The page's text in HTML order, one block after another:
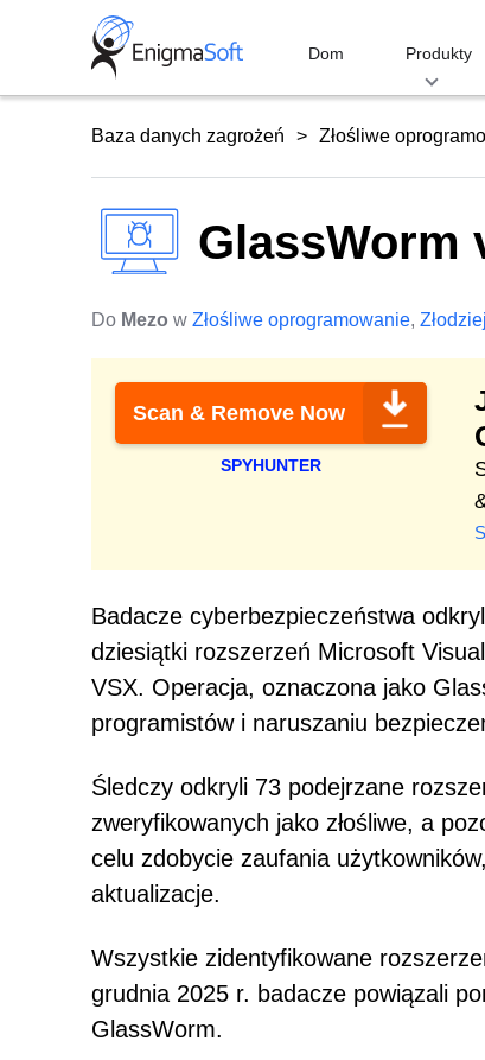
Dom Produkty
Baza danych zagrożeń Złośliwe
GlassWorm
Do Mezo w Złośliwe oprogramowanie,
Scan & Remove Now
SPYHUNTER
Badacze cyberbezpieczeństwa
dziesiątki rozszerzeń Microsoft
VSX. Operacja, oznaczona jako
programistów i naruszaniu
Śledczy odkryli 73 podejrzane
zweryfikowanych jako złośliwe, a
celu zdobycie zaufania
aktualizacje.
Wszystkie zidentyfikowane
grudnia 2025 r. badacze powiązali
GlassWorm.